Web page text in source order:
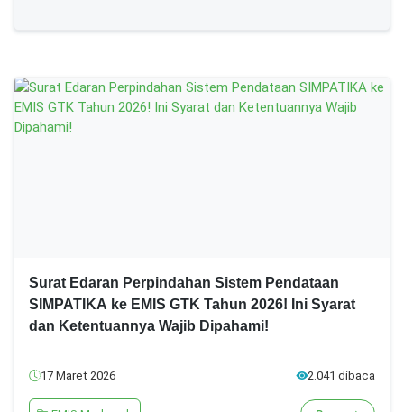
Surat Edaran Perpindahan Sistem Pendataan
SIMPATIKA ke EMIS GTK Tahun 2026! Ini Syarat
dan Ketentuannya Wajib Dipahami!
17 Maret 2026 2.041 dibaca